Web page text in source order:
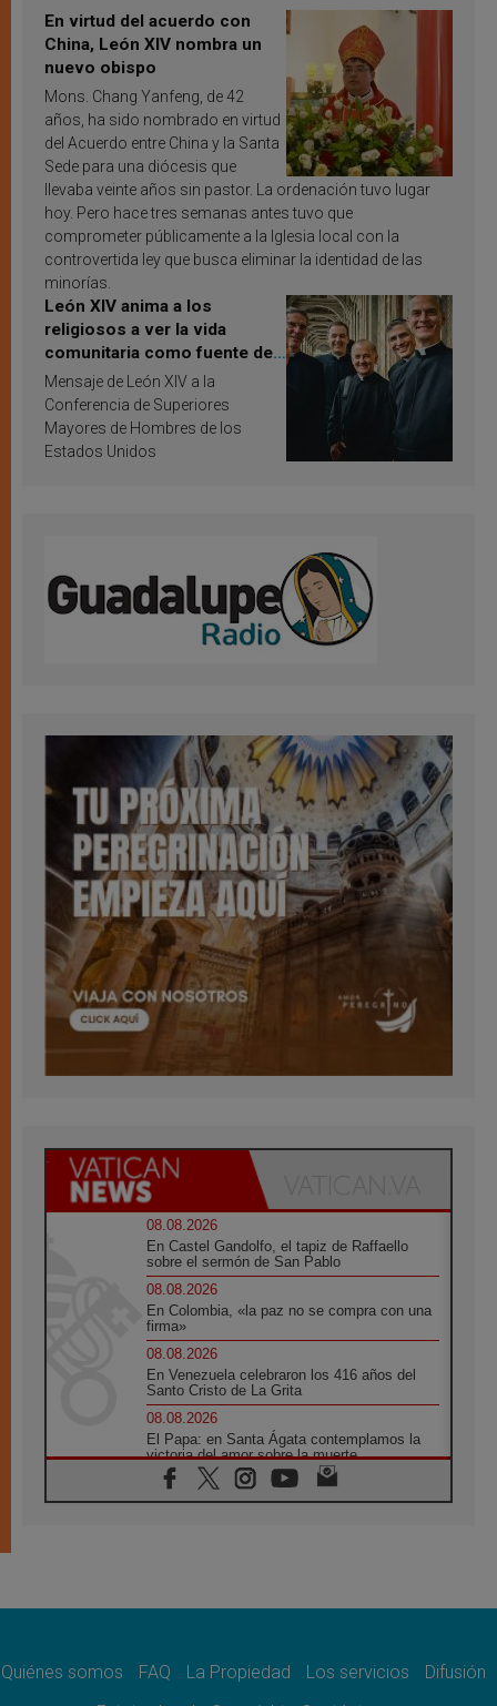
En virtud del acuerdo con
China, León XIV nombra un
nuevo obispo
Mons. Chang Yanfeng, de 42
años, ha sido nombrado en virtud
del Acuerdo entre China y la Santa
Sede para una diócesis que
llevaba veinte años sin pastor. La ordenación tuvo lugar
hoy. Pero hace tres semanas antes tuvo que
comprometer públicamente a la Iglesia local con la
controvertida ley que busca eliminar la identidad de las
minorías.
León XIV anima a los
religiosos a ver la vida
comunitaria como fuente de
inspiración y santificación
Mensaje de León XIV a la
Conferencia de Superiores
Mayores de Hombres de los
Estados Unidos
08.08.2026
En Castel Gandolfo, el tapiz de Raffaello
sobre el sermón de San Pablo
08.08.2026
En Colombia, «la paz no se compra con una
firma»
08.08.2026
En Venezuela celebraron los 416 años del
Santo Cristo de La Grita
08.08.2026
El Papa: en Santa Ágata contemplamos la
victoria del amor sobre la muerte
08.08.2026
León XIV visitará el Santuario de la Madre
07.08.2026
07.08.2026
Quiénes somos FAQ La Propiedad Los servicios
Difusión